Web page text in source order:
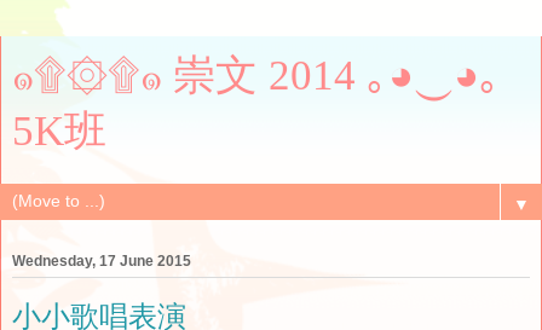
๑۩۞۩๑ 崇文 2014 ｡◕‿◕｡
5K班
▼
Wednesday, 17 June 2015
小小歌唱表演